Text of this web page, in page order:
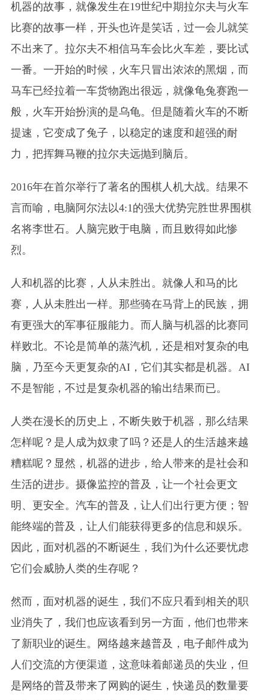
机器的故事，就像发生在19世纪中期拉尔夫与火车
比赛的故事一样，开头也许是笑话，过一会儿就笑
不出来了。拉尔夫不相信马车会比火车差，要比试
一番。一开始的时候，火车只冒出浓浓的黑烟，而
马车已经拉着一车货物跑出很远，就像龟兔赛跑一
般，火车开始扮演的是乌龟。但是随着火车的不断
提速，它变成了兔子，以稳定的速度和超强的耐
力，把挥舞马鞭的拉尔夫远抛到脑后。
2016年在首尔举行了著名的围棋人机大战。结果不
言而喻，电脑阿尔法以4:1的强大优势完胜世界围棋
名将李世石。人脑完败于电脑，而且败得如此惨
烈。
人和机器的比赛，人从未胜出。就像人和马的比
赛，人从未胜出一样。那些骑在马背上的民族，拥
有更强大的军事征服能力。而人脑与机器的比赛同
样败北。不论是简单的蒸汽机，还是相对复杂的电
脑，乃至今天更复杂的AI，它们其实都是机器。AI
不是智能，不过是复杂机器的输出结果而已。
人类在漫长的历史上，不断失败于机器，那么结果
怎样呢？是人成为奴隶了吗？还是人的生活越来越
糟糕呢？显然，机器的进步，给人带来的是社会和
生活的进步。摄像监控的普及，让一个社会更文
明、更安全。汽车的普及，让人们出行更方便；智
能终端的普及，让人们能获得更多的信息和娱乐。
因此，面对机器的不断诞生，我们为什么还要忧虑
它们会威胁人类的生存呢？
然而，面对机器的诞生，我们不应只看到相关的职
业消失了，我们也应该看到另一方面，他们也带来
了新职业的诞生。网络越来越普及，电子邮件成为
人们交流的方便渠道，这意味着邮递员的失业，但
是网络的普及带来了网购的诞生，快递员的数量要